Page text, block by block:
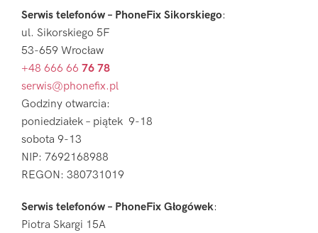
Serwis telefonów – PhoneFix Sikorskiego:
ul. Sikorskiego 5F
53-659 Wrocław
+48 666 66 76 78
serwis@phonefix.pl
Godziny otwarcia:
poniedziałek – piątek 9-18
sobota 9-13
NIP: 7692168988
REGON: 380731019
Serwis telefonów – PhoneFix Głogówek:
Piotra Skargi 15A